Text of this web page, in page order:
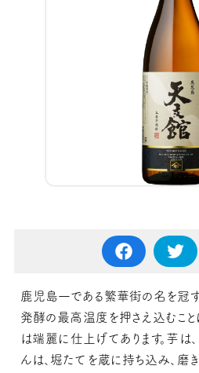
鹿児島一である繁華街の名を冠
発酵の最高温度を押さえ込むこと
は端麗に仕上げてあります。芋は
んは、堀たてを蔵に持ち込み、磨